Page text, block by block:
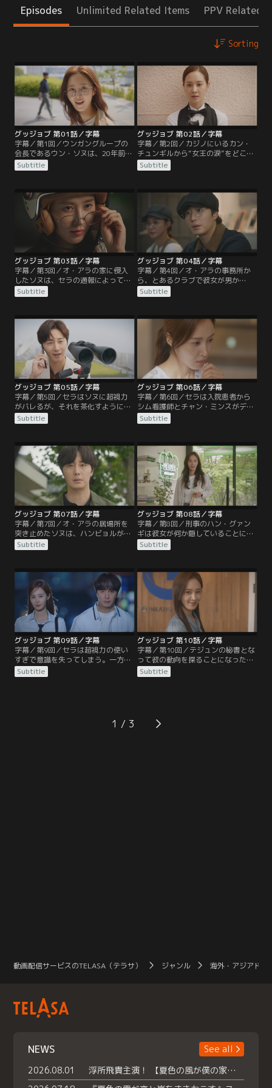
Episodes Unlimited Related Items PPV Related
Sorting
グッジョブ 第01話／字幕
字幕／第1回／ウンガングループの
会長であるウン・ソヌは、20年前に
消えた母親の形見ともいえる“女王
の涙”のことを独自に調べていた。
出品情報を手に入れたソヌだった
が、逃走の際に間違えてバイト中の
トン・セラのスクーターを使用して
しまう。一方、ソヌのサポートをし
ている弁護士のヤン・ジンモは出品
元の情報を調べるが…。
Subtitle
グッジョブ 第02話／字幕
字幕／第2回／カジノにいるカン・
チュンギルから“女王の涙”をどこで
盗んだのか聞き出そうとしたソヌだ
ったが、そこでバイトしていたセラ
てしまう。セラは鷹の視力をも凌ぐ
超視力で、ソヌの変装まで見抜く。
なんとか隙をついて逃げ出すことに
成功したソヌは、女優オ・アラの金
庫から“女王の涙”が盗まれたことを
知って…。
Subtitle
グッジョブ 第03話／字幕
字幕／第3回／オ・アラの家に侵入
したソヌは、セラの通報によって逮
捕されてしまう。ジンモの助けです
ぐに警察から出られるが、通報した
が経営するパン屋をビルから追い出
そうとする。一方、セラはソヌの正
体を知り、彼が殺人犯になるかもし
れないと心を痛める。そこでソヌに
オ・アラの家から出ていく人を見か
けたと伝え…。
Subtitle
グッジョブ 第04話／字幕
字幕／第4回／オ・アラの事務所か
ら、とあるクラブで彼女が男か
ら“女王の涙”を貰ったのではという
情報を得たソヌ。セラに“女王の
づいてくる男を待つことにする。一
方、セラは財閥2世が集まる特別な
部屋に入るが、そこではウンガンル
ープの本部長カン・テジュンが女性
に暴力を振るっていた。腹を立てた
セラはテジュンに喧嘩を売る。
Subtitle
グッジョブ 第05話／字幕
字幕／第5回／セラはソヌに超視力
がバレるが、それを茶化すように接
してくる彼に苛立ちを覚える。一
方、ソヌは心臓病を患っているチャ
が、オ・アラと彼の接点であること
を突き止める。聞き込みをするため
病院に向かうことにしたソヌだった
が、ジンモは高価なドレスを返却し
に来たセラの人柄を信頼して彼女も
連れていくことにして…。
Subtitle
グッジョブ 第06話／字幕
字幕／第6回／セラは入院患者から
シム看護師とチャン・ミンスがデキ
ていると聞く。一方、セラが入院し
たと勘違いして取り乱すナヒを止め
ギーなのを忘れて乳製品を飲んでし
まい大変な目に遭ってしまう。そん
な中、シム看護師を調べていたソヌ
たちだったが、その過程で看護師長
の動向に怪しさを感じて…。
Subtitle
グッジョブ 第07話／字幕
字幕／第7回／オ・アラの居場所を
突き止めたソヌは、ハンビョルが彼
女の息子だと言い当てる。オ・アラ
から事件の真相を聞き出すが、肝心
を教えてもらえずに腹を立てる。一
方、ハンビョルを海外で手術させた
いオ・アラは隙をついてその場から
逃走。追いかけたソヌが彼女を助け
てあげると、カン・テジュンには気
をつけろと言われ…。
Subtitle
グッジョブ 第08話／字幕
字幕／第8回／刑事のハン・グァン
ギは彼女が何か隠していることに気
づき心配する。一方、セラの妹分ハ
ン・スアがジンモの事務所に訪ねて
ソヌはセラを探偵の助手として雇う
ことにするが、セラは初日から遅刻
して連絡も取れない。苛立つソヌだ
ったが、ジンモには心当たりがあ
り…。
Subtitle
グッジョブ 第09話／字幕
字幕／第9回／セラは超視力の使い
すぎで意識を失ってしまう。一方、
ソヌは誘拐犯たちの行動を分析し
て、高校生に変装してクラブへ潜
て彼らを捕まえる。スアの救出にも
成功したソヌだったが、超視力を使
Subtitle
グッジョブ 第10話／字幕
字幕／第10回／テジュンの秘書とな
って彼の動向を探ることになったセ
ラ。隠しカメラの設置に成功する
が、初日からテジュンの横暴な態度
が“女王の涙”を捜していることを知
り危機感を覚える。そんな中、セラ
Subtitle
1
動画配信サービスのTELASA（テラサ） ジャンル 海外・アジアドラ
NEWS
See all
2026.08.01
浮所飛貴主演！ 【夏色の風が僕の家にやってきた】 本日よりテラサで独占配信スタート！